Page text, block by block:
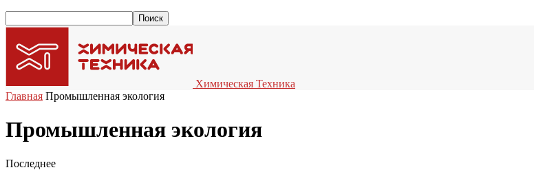
Химическая Техника
Главная Промышленная экология
Промышленная экология
Последнее